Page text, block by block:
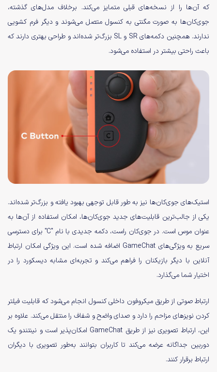
که آن‌ها را از نسخه‌های قبلی متمایز می‌کند. برخلاف مدل‌های گذشته،
جوی‌کان‌ها به صورت مگنتی به کنسول متصل می‌شوند و دیگر فرم کشویی
ندارند. همچنین دکمه‌های SR و SL بزرگ‌تر شده‌اند و طراحی بهتری دارند که
باعث راحتی بیشتر در استفاده می‌شود.
استیک‌های جوی‌کان‌ها نیز به طور قابل توجهی بهبود یافته و بزرگ‌تر شده‌اند.
یکی از جالب‌ترین قابلیت‌های جدید جوی‌کان‌ها، امکان استفاده از آن‌ها به
عنوان موس است. در جوی‌کان راست، دکمه جدیدی با نام "C" برای دسترسی
سریع به ویژگی‌های GameChat اضافه شده است. این ویژگی امکان ارتباط
آنلاین با دیگر بازیکنان را فراهم می‌کند و تجربه‌ای مشابه دیسکورد را در
اختیار شما می‌گذارد.
ارتباط صوتی از طریق میکروفون داخلی کنسول انجام می‌شود که قابلیت فیلتر
کردن نویزهای مزاحم را دارد و صدای واضح و شفاف را منتقل می‌کند. علاوه بر
این، ارتباط تصویری نیز از طریق GameChat امکان‌پذیر است و نینتندو یک
دوربین جداگانه عرضه می‌کند تا کاربران بتوانند به‌طور تصویری با دیگران
ارتباط برقرار کنند.